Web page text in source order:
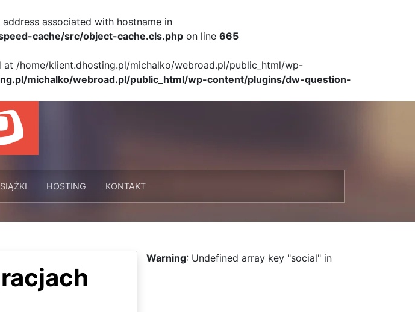
associated with hostname in
cache/src/object-cache.cls.php on line 665
/home/klient.dhosting.pl/michalko/webroad.pl/public_html/wp-
michalko/webroad.pl/public_html/wp-content/plugins/dw-question-
HOSTING KONTAKT
Warning: Undefined array key "social" in